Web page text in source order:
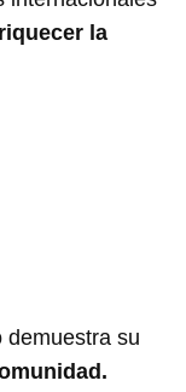
la
demuestra su